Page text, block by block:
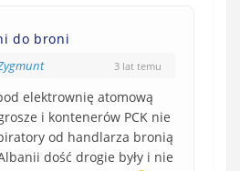
do broni
3 lat temu
elektrownię atomową
i kontenerów PCK nie
od handlarza bronią
dość drogie były i nie